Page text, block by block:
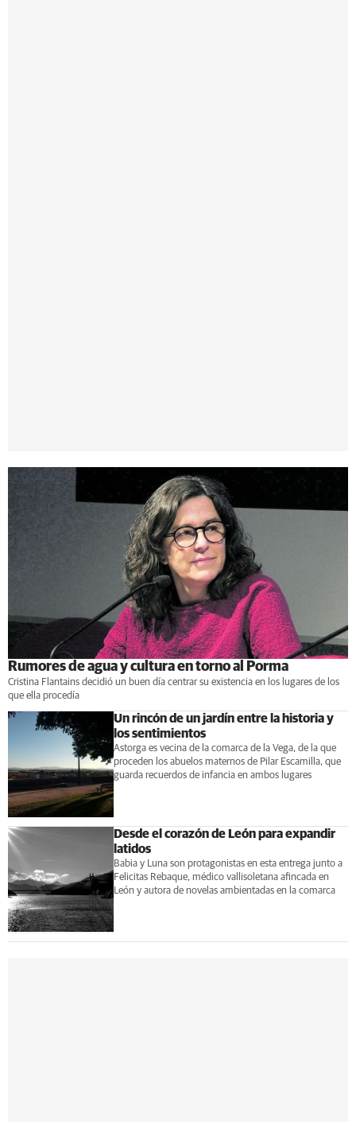
Rumores de agua y cultura en torno al Porma
Cristina Flantains decidió un buen día centrar su existencia en los lugares de los
que ella procedía
Un rincón de un jardín entre la historia y
los sentimientos
Astorga es vecina de la comarca de la Vega, de la que
proceden los abuelos maternos de Pilar Escamilla, que
guarda recuerdos de infancia en ambos lugares
Desde el corazón de León para expandir
latidos
Babia y Luna son protagonistas en esta entrega junto a
Felicitas Rebaque, médico vallisoletana afincada en
León y autora de novelas ambientadas en la comarca